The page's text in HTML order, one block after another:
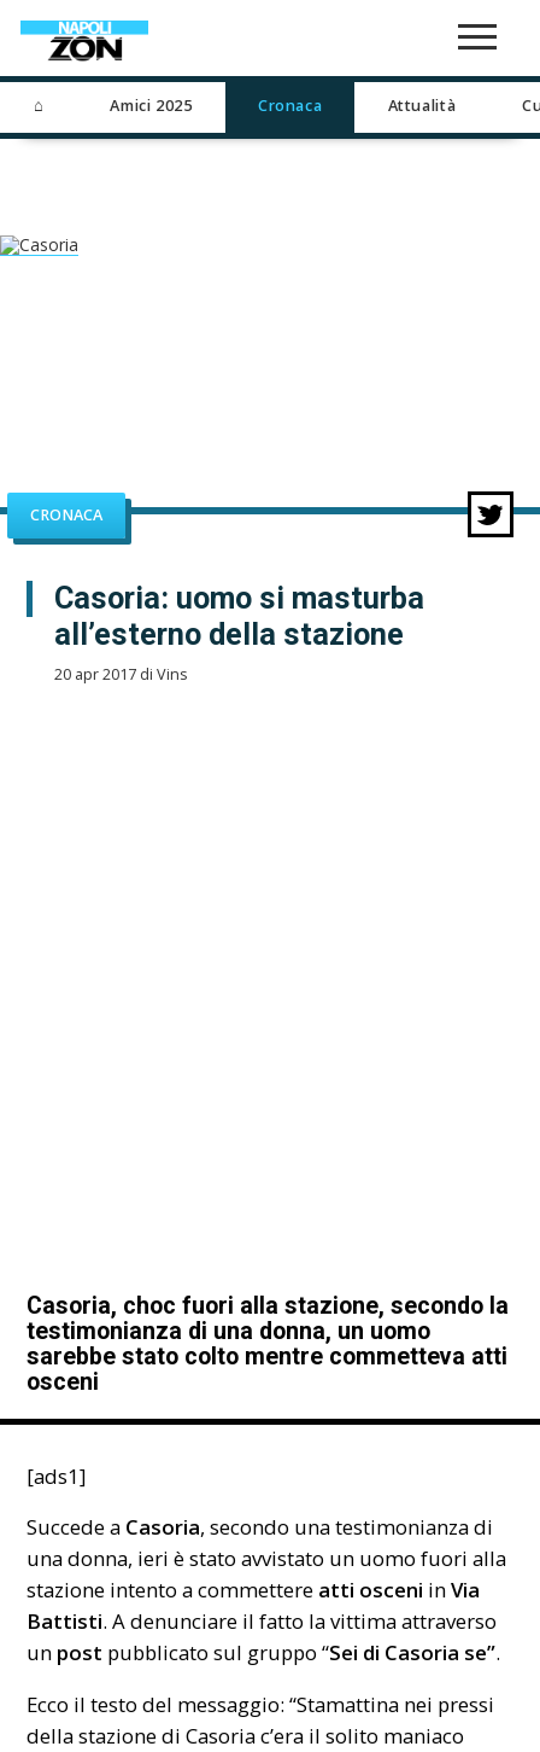
⌂ Amici 2025 Cronaca Attualità
CRONACA
Casoria: uomo si masturba
all’esterno della stazione
20 apr 2017 di Vins
Casoria, choc fuori alla stazione, secondo la
testimonianza di una donna, un uomo
sarebbe stato colto mentre commetteva atti
osceni
[ads1]
Succede a Casoria, secondo una testimonianza di
una donna, ieri è stato avvistato un uomo fuori alla
stazione intento a commettere atti osceni inVia
Battisti. A denunciare il fatto la vittima attraverso
un post pubblicato sul gruppo “Sei di Casoria se”.
Ecco il testo del messaggio: “Stamattina nei pressi
della stazione di Casoria c’era il solito maniaco